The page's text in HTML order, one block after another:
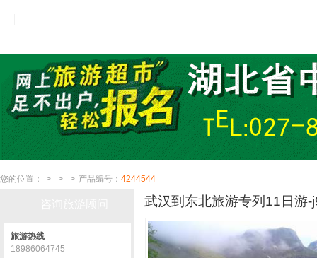
您的位置： > > > 产品编号： 4244544
武汉到东北旅游专列11日游-
旅游热线
18986064745